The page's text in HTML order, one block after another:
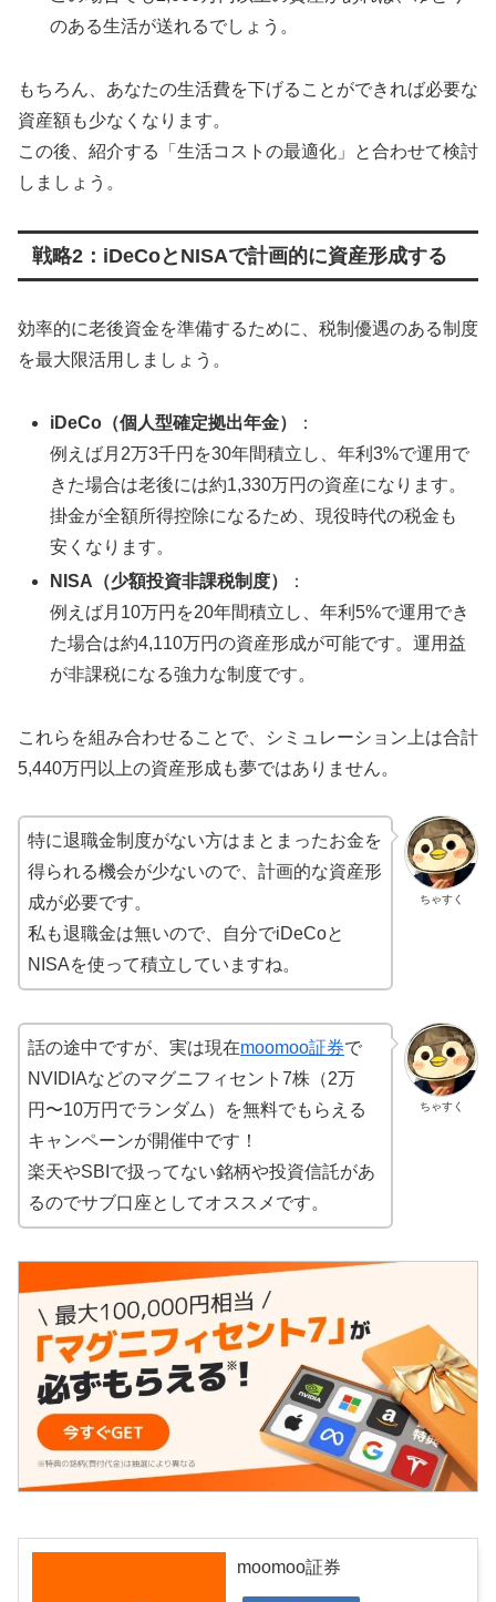
のある生活が送れるでしょう。
もちろん、あなたの生活費を下げることができれば必要な
資産額も少なくなります。
この後、紹介する「生活コストの最適化」と合わせて検討
しましょう。
戦略2：iDeCoとNISAで計画的に資産形成する
効率的に老後資金を準備するために、税制優遇のある制度
を最大限活用しましょう。
iDeCo（個人型確定拠出年金）
：
例えば月2万3千円を30年間積立し、年利3%で運用で
きた場合は老後には約1,330万円の資産になります。
掛金が全額所得控除になるため、現役時代の税金も
安くなります。
NISA（少額投資非課税制度）
：
例えば月10万円を20年間積立し、年利5%で運用でき
た場合は約4,110万円の資産形成が可能です。運用益
が非課税になる強力な制度です。
これらを組み合わせることで、シミュレーション上は合計
5,440万円以上の資産形成も夢ではありません。
ちゃすく
特に退職金制度がない方はまとまったお金を
得られる機会が少ないので、計画的な資産形
成が必要です。
私も退職金は無いので、自分でiDeCoと
NISAを使って積立していますね。
ちゃすく
話の途中ですが、実は現在moomoo証券で
NVIDIAなどのマグニフィセント7株（2万
円〜10万円でランダム）を無料でもらえる
キャンペーンが開催中です！
楽天やSBIで扱ってない銘柄や投資信託があ
るのでサブ口座としてオススメです。
moomoo証券